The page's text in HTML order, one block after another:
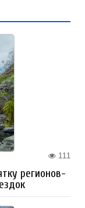
111
регионов-